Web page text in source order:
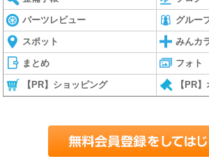
パーツレビュー グルー
スポット みんカ
まとめ フォト
【PR】ショッピング 【PR